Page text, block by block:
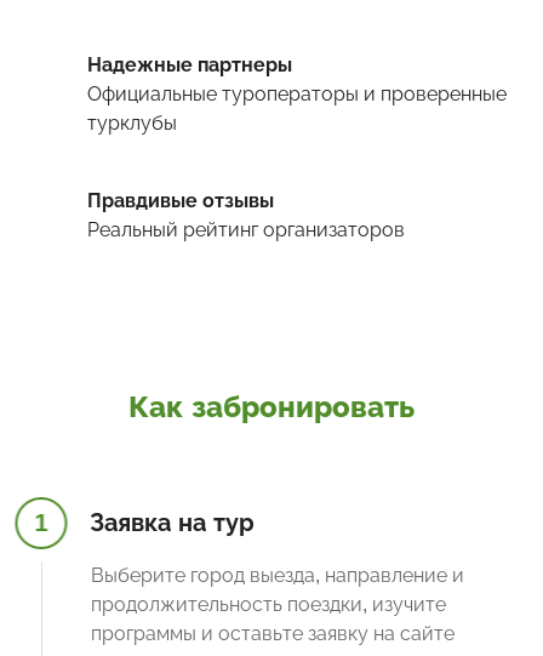
Надежные партнеры
Официальные туроператоры и проверенные
турклубы
Правдивые отзывы
Реальный рейтинг организаторов
Как забронировать
1 Заявка на тур
Выберите город выезда, направление и
продолжительность поездки, изучите
программы и оставьте заявку на сайте